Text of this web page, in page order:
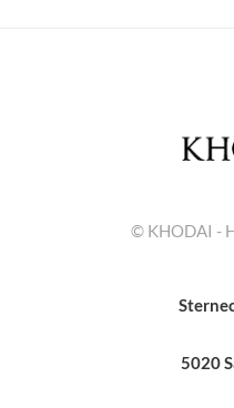
© KHODAI -
5020